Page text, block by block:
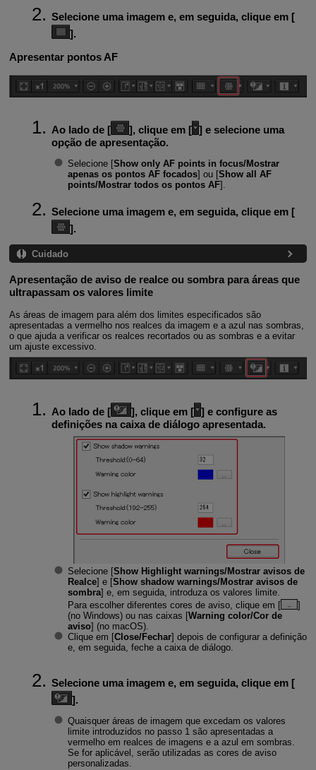
Selecione uma imagem e, em seguida, clique em [
].
Apresentar pontos AF
Ao lado de [ ], clique em [
] e selecione uma
opção de apresentação.
Selecione [Show only AF points in focus/Mostrar
apenas os pontos AF focados] ou [Show all AF
points/Mostrar todos os pontos AF].
Selecione uma imagem e, em seguida, clique em [
].
Cuidado
Apresentação de aviso de realce ou sombra para áreas que
ultrapassam os valores limite
As áreas de imagem para além dos limites especificados são
apresentadas a vermelho nos realces da imagem e a azul nas sombras,
o que ajuda a verificar os realces recortados ou as sombras e a evitar
um ajuste excessivo.
Ao lado de [ ], clique em [
] e configure as
definições na caixa de diálogo apresentada.
Selecione [Show Highlight warnings/Mostrar avisos de
Realce] e [Show shadow warnings/Mostrar avisos de
sombra] e, em seguida, introduza os valores limite.
Para escolher diferentes cores de aviso, clique em [
]
(no Windows) ou nas caixas [Warning color/Cor de
aviso] (no macOS).
Clique em [Close/Fechar] depois de configurar a definição
e, em seguida, feche a caixa de diálogo.
Selecione uma imagem e, em seguida, clique em [
].
Quaisquer áreas de imagem que excedam os valores
limite introduzidos no passo 1 são apresentadas a
vermelho em realces de imagens e a azul em sombras.
Se for aplicável, serão utilizadas as cores de aviso
personalizadas.